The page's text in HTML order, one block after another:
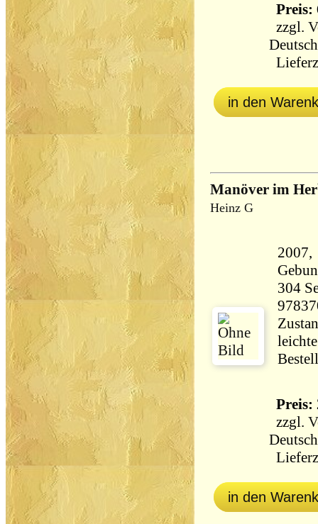
Preis:
zzgl.
in den
Manöver im
Heinz G
2007,
304 Seiten
Preis:
zzgl.
in den